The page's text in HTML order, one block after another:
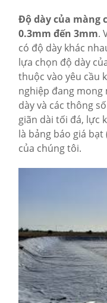
Độ dày của màng
0.3mm đến 3mm.
có độ dày khác
lựa chọn độ dày
thuộc vào yêu cầu
nghiệp đang
dày và các thông
giãn dài tối đá, lực
là bảng báo giá
của chúng tôi.